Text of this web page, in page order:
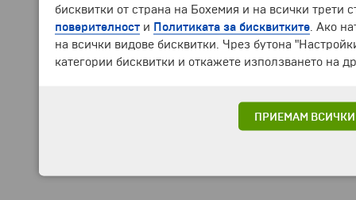
бисквитки от страна на Бохемия и на всички трети
поверителност и Политиката за бисквитките . Ако
на всички видове бисквитки. Чрез бутона
категории бисквитки и откажете използването на
ПРИЕМАМ